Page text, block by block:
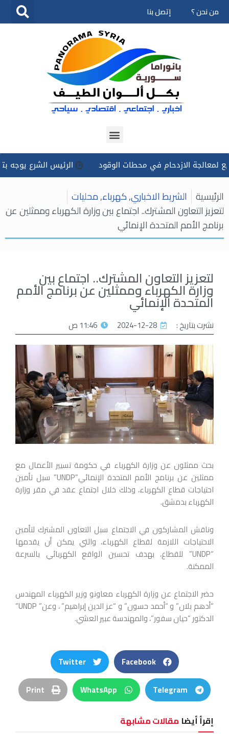
تخطى
من نحن ؟ إتصل بنا
الازدحام في محطات الوقود الرئيس الشرع يوجه بتسخير
الرئيسية الشريط الاخباري,كهرباء,محليات
لتعزيز التعاون المشترك.. اجتماع بين وزارة الكهرباء وممثلين عن
برنامج الأمم المتحدة الإنمائي
لتعزيز التعاون المشترك.. اجتماع بين
وزارة الكهرباء وممثلين عن برنامج الأمم
المتحدة الإنمائي
نشرت بتاريخ : 2024-12-28 11:46 ص
بحث ممثلون عن وزارة الكهرباء في حكومة تسيير الأعمال مع
ممثلين عن برنامج الأمم المتحدة الإنمائي”UNDP”
سبل تأمين
احتياجات قطاع الكهرباء، وذلك خلال اجتماع عقد في مقر وزارة
الكهرباء بدمشق.
وناقش المشاركون في الاجتماع سبل التعاون المشترك لتأمين
الاحتياجات اللازمة لقطاع الكهرباء، والتي يمكن أن يقدمها
“UNDP” للقطاع، بهدف تحسين الواقع الكهربائي بالسرعة
الممكنة.
حضر الاجتماع عن وزارة الكهرباء معاونو وزير الكهرباء المهندس
“أدهم بلان” و “أحمد حسون” و “عز الدين إبراهيم” ، وعن” UNDP”
الدكتور “حيان سفور”، والمهندسة عبير العشي.
Facebook
Twitter
Telegram
WhatsApp
Print
إقرأ أيضا مقالات مشابهة